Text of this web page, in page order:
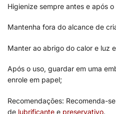
Higienize sempre antes e após o
Mantenha fora do alcance de
Manter ao abrigo do calor e luz
Após o uso, guardar em uma
enrole em papel;
Recomendações: Recomenda-
de lubrificante e preservativo.